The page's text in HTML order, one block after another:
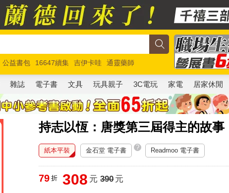
公益書包 16647續集 吉伊卡哇
通靈藥師
馬斯克 玩具總動員5 超慢跑
雜誌 電子書 文具 玩具親子 3C電玩 家電 居家休閒
持志以恆：唐獎第三屆得主的故事
紙本平裝 金石堂 電子書 ? Readmoo 電子書
79 折 308 元 390元